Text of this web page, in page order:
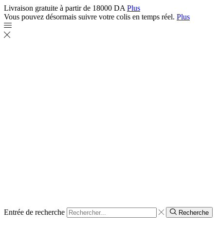
Livraison gratuite à partir de 18000 DA Plus
Vous pouvez désormais suivre votre colis en temps réel. Plus
Entrée de recherche Recherche